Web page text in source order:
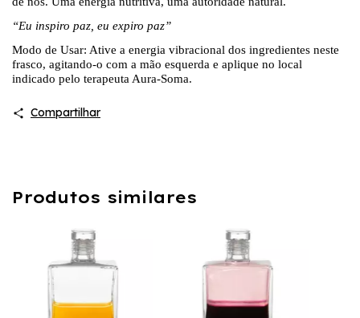
“Eu inspiro paz, eu expiro paz”
Modo de Usar: Ative a energia vibracional dos ingredientes neste
frasco, agitando-o com a mão esquerda e aplique no local
indicado pelo terapeuta Aura-Soma.
Compartilhar
Produtos similares